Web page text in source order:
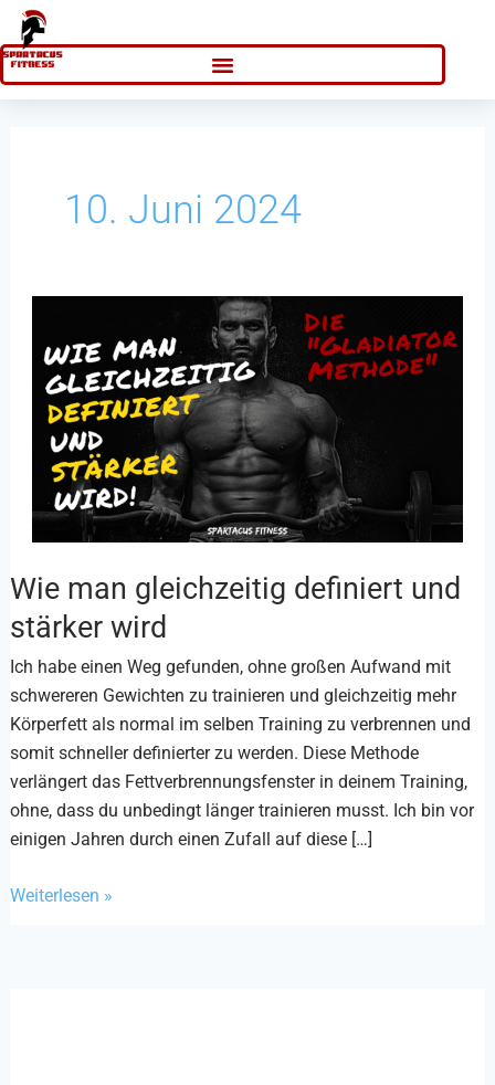
Zum
Inhalt
springen
10. Juni 2024
Wie man gleichzeitig definiert und
stärker wird
Ich habe einen Weg gefunden, ohne großen Aufwand mit
schwereren Gewichten zu trainieren und gleichzeitig mehr
Körperfett als normal im selben Training zu verbrennen und
somit schneller definierter zu werden. Diese Methode
verlängert das Fettverbrennungsfenster in deinem Training,
ohne, dass du unbedingt länger trainieren musst. Ich bin vor
einigen Jahren durch einen Zufall auf diese […]
Wie
man
gleichzeitig
definiert
und
stärker
wird
Weiterlesen »